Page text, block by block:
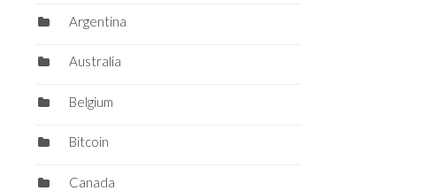
Argentina
Australia
Belgium
Bitcoin
Canada